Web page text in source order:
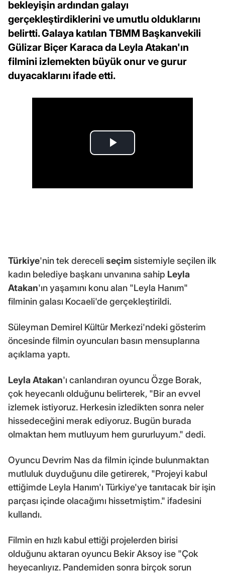
bekleyişin ardından galayı
gerçekleştirdiklerini ve umutlu olduklarını
belirtti. Galaya katılan TBMM Başkanvekili
Gülizar Biçer Karaca da Leyla Atakan'ın
filmini izlemekten büyük onur ve gurur
duyacaklarını ifade etti.
Türkiye'nin tek dereceliseçim sistemiyle seçilen ilk
kadın belediye başkanı unvanına sahip Leyla
Atakan'ın yaşamını konu alan "Leyla Hanım"
filminin galası Kocaeli'de gerçekleştirildi.
Süleyman Demirel Kültür Merkezi'ndeki gösterim
öncesinde filmin oyuncuları basın mensuplarına
açıklama yaptı.
Leyla Atakan'ı canlandıran oyuncu Özge Borak,
çok heyecanlı olduğunu belirterek, "Bir an evvel
izlemek istiyoruz. Herkesin izledikten sonra neler
hissedeceğini merak ediyoruz. Bugün burada
olmaktan hem mutluyum hem gururluyum." dedi.
Oyuncu Devrim Nas da filmin içinde bulunmaktan
mutluluk duyduğunu dile getirerek, "Projeyi kabul
ettiğimde Leyla Hanım'ı Türkiye'ye tanıtacak bir işin
parçası içinde olacağımı hissetmiştim." ifadesini
kullandı.
Filmin en hızlı kabul ettiği projelerden birisi
olduğunu aktaran oyuncu Bekir Aksoy ise "Çok
heyecanlıyız. Pandemiden sonra birçok sorun